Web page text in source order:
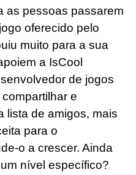
as pessoas passarem
oferecido pelo
muito para a sua
a IsCool
de jogos
e
lista de amigos, mais
para o
o a crescer. Ainda
nível específico?